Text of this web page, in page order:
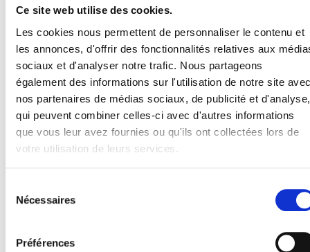
Ce site web utilise des cookies.
Les cookies nous permettent de personnaliser le contenu et
les annonces, d'offrir des fonctionnalités relatives aux
sociaux et d'analyser notre trafic. Nous partageons
également des informations sur l'utilisation de notre site
nos partenaires de médias sociaux, de publicité et d'analyse,
qui peuvent combiner celles-ci avec d'autres informations
que vous leur avez fournies ou qu'ils ont collectées lors de
votre utilisation de leurs services.
Nécessaires
Préférences
Produits
Carony
Turny Evo
Turny Low Vehicle
Chair Topper
Rails